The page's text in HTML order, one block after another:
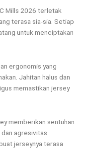
Mills 2026 terletak
terasa sia-sia. Setiap
untuk menciptakan
ergonomis yang
Jahitan halus dan
memastikan jersey
memberikan sentuhan
agresivitas
jerseynya terasa